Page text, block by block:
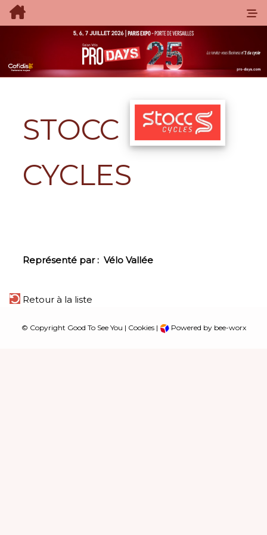
STOCC
CYCLES
Représenté par : Vélo Vallée
Retour à la liste
© Copyright Good To See You | Cookies| Powered by bee-worx